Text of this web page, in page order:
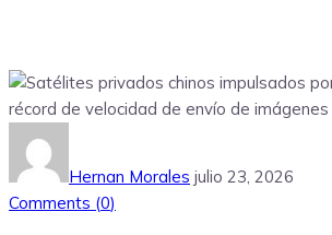
Hernan Morales julio 23, 2026
Comments (0)